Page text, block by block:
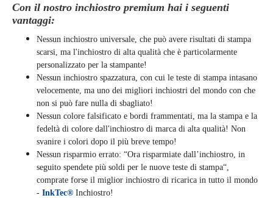
Con il nostro inchiostro premium hai i seguenti
vantaggi:
Nessun inchiostro universale, che può avere risultati di stampa
scarsi, ma l'inchiostro di alta qualità che è particolarmente
personalizzato per la stampante!
Nessun inchiostro spazzatura, con cui le teste di stampa intasano
velocemente, ma uno dei migliori inchiostri del mondo con che
non si può fare nulla di sbagliato!
Nessun colore falsificato e bordi frammentati, ma la stampa e la
fedeltà di colore dall'inchiostro di marca di alta qualità! Non
svanire i colori dopo il più breve tempo!
Nessun risparmio errato: “Ora risparmiate dall’inchiostro, in
seguito spendete più soldi per le nuove teste di stampa“,
comprate forse il miglior inchiostro di ricarica in tutto il mondo
- InkTec® Inchiostro!